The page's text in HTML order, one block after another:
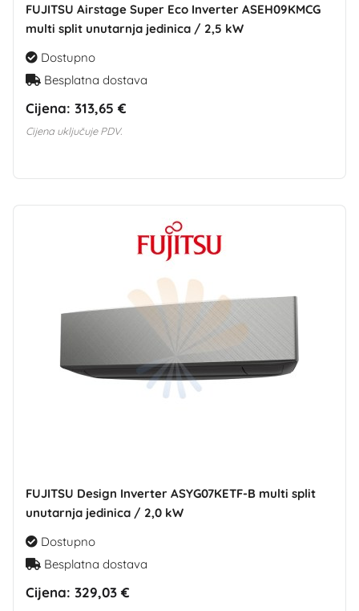
FUJITSU Airstage Super Eco Inverter ASEH09KMCG
multi split unutarnja jedinica / 2,5 kW
Dostupno
Besplatna dostava
Cijena: 313,65 €
Cijena uključuje PDV.
FUJITSU Design Inverter ASYG07KETF-B multi split
unutarnja jedinica / 2,0 kW
Dostupno
Besplatna dostava
Cijena: 329,03 €